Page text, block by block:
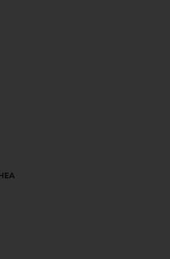
MINI VESTIDO ANTE ATLAS